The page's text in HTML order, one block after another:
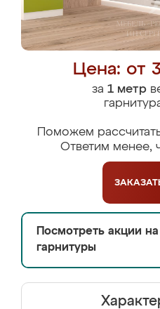
Цена: от
за 1 метр
Поможем
Ответим менее,
Посмотреть акции
гарнитуры